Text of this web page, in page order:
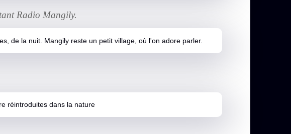
Radio Mangily.
de la nuit. Mangily reste un petit village, où l'on adore parler.
réintroduites dans la nature